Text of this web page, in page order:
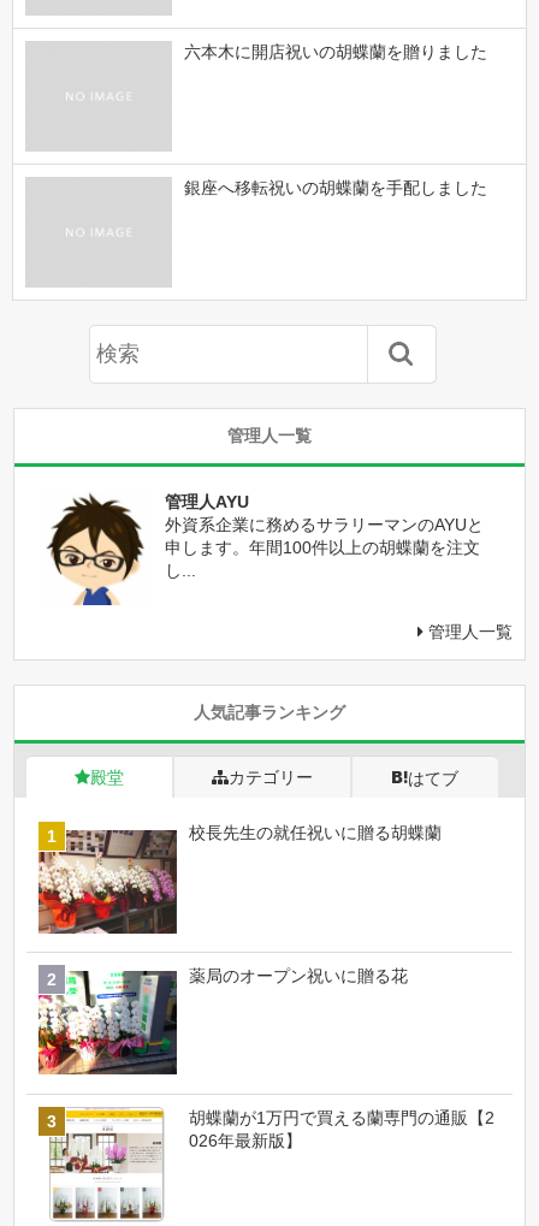
六本木に開店祝いの胡蝶蘭を贈りました
銀座へ移転祝いの胡蝶蘭を手配しました
管理人一覧
管理人AYU
外資系企業に務めるサラリーマンのAYUと
申します。年間100件以上の胡蝶蘭を注文
し...
管理人一覧
人気記事ランキング
殿堂 カテゴリー はてブ
校長先生の就任祝いに贈る胡蝶蘭
薬局のオープン祝いに贈る花
胡蝶蘭が1万円で買える蘭専門の通販【2
026年最新版】